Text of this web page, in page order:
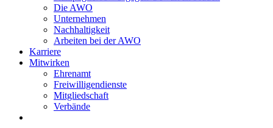
Die AWO
Unternehmen
Nachhaltigkeit
Arbeiten bei der AWO
Karriere
Mitwirken
Ehrenamt
Freiwilligendienste
Mitgliedschaft
Verbände